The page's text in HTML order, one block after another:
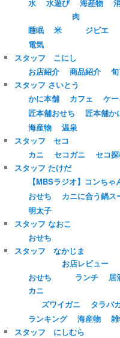
水
水遊び 海産物
睡眠 米
肉
ジビエ
電気
スタッフ こにし
お店紹介
商品紹介
スタッフ さいとう
かに本舗
カフェ ケ
匠本舗おせち
匠本舗か
海産物
温泉
スタッフ セコ
カニ
セコガニ セコ
スタッフ たけだ
【MBSラジオ】コンちゃ
おせち
カニに合う鍋ス
明太子
スタッフ なおこ
おせち
スタッフ なかじま
おせち
お店レビュー
ランチ
居
カニ
ズワイガニ
タラバ
ランキング
海産物
スタッフ にしむら